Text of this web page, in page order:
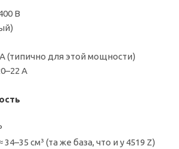
В
(типично для этой мощности)
А
см³ (та же база, что и у 4519 Z)